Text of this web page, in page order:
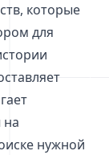
которые
для
на
нужной